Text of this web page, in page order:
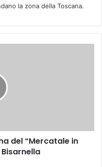
la zona della Toscana.
del “Mercatale in